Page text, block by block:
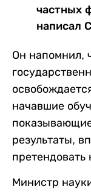
частных
написал
Он напомнил,
начавшие
результаты,
претендовать
Министр